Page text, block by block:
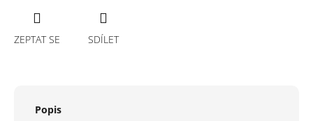
ZEPTAT SE SDÍLET
Popis